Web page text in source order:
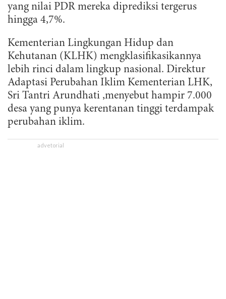
yang nilai PDR mereka diprediksi tergerus
hingga 4,7%.
Kementerian Lingkungan Hidup dan
Kehutanan (KLHK) mengklasifikasikannya
lebih rinci dalam lingkup nasional. Direktur
Adaptasi Perubahan Iklim Kementerian LHK,
Sri Tantri Arundhati ,menyebut hampir 7.000
desa yang punya kerentanan tinggi terdampak
perubahan iklim.